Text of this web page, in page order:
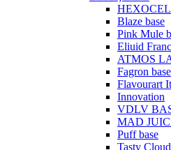
Blaze base
Pink Mule
Eliuid
ATMOS
Fagron base
Flavourart
Innovation
VDLV
MAD
Puff base
Tasty